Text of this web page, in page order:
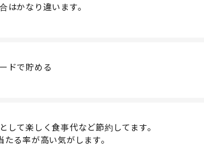
はかなり違います。
ドで貯める
して楽しく食事代など節約してます。
る率が高い気がします。